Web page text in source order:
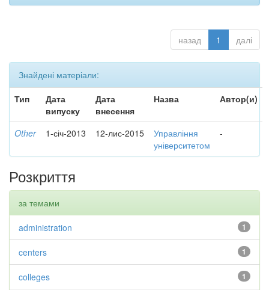
назад 1 далі
Знайдені матеріали:
Тип
Дата
випуску
Дата
внесення
Назва Автор(и)
Other 1-січ-2013 12-лис-2015
Управління
університетом
-
Розкриття
за темами
1
administration
1
centers
1
colleges